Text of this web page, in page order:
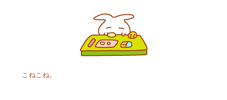
こねこね。